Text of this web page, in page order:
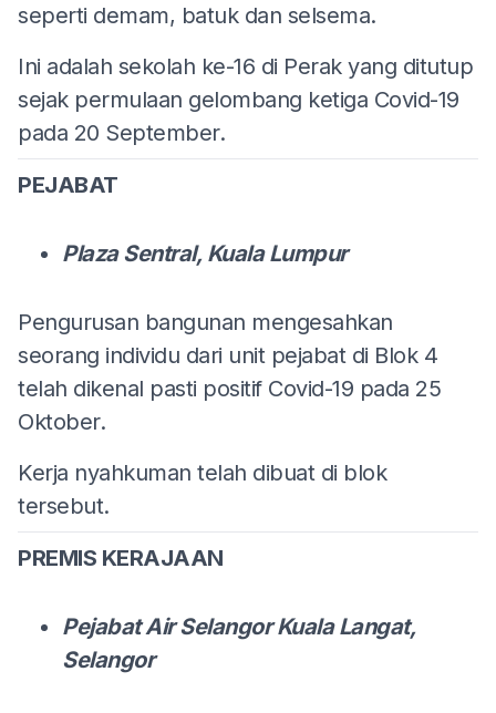
seperti demam, batuk dan selsema.
Ini adalah sekolah ke-16 di Perak yang ditutup
sejak permulaan gelombang ketiga Covid-19
pada 20 September.
PEJABAT
Plaza Sentral, Kuala Lumpur
Pengurusan bangunan mengesahkan
seorang individu dari unit pejabat di Blok 4
telah dikenal pasti positif Covid-19 pada 25
Oktober.
Kerja nyahkuman telah dibuat di blok
tersebut.
PREMIS KERAJAAN
Pejabat Air Selangor Kuala Langat,
Selangor